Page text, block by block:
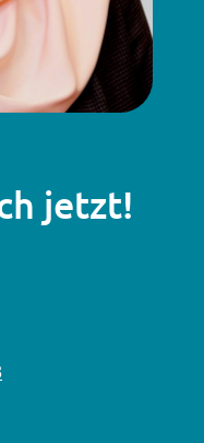
jetzt!